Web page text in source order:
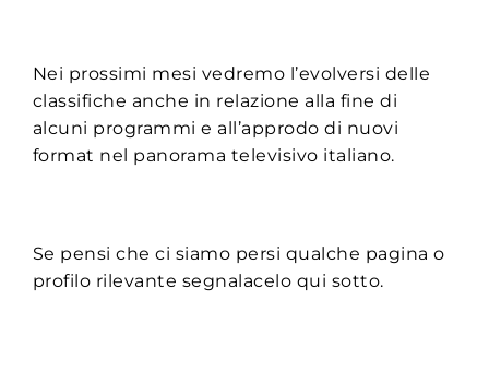
Nei prossimi mesi vedremo l’evolversi delle
classifiche anche in relazione alla fine di
alcuni programmi e all’approdo di nuovi
format nel panorama televisivo italiano.
Se pensi che ci siamo persi qualche pagina o
profilo rilevante segnalacelo qui sotto.